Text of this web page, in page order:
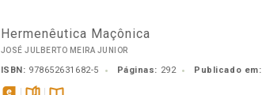
Hermenêutica Maçônica
JOSÉ JULBERTO MEIRA JUNIOR
ISBN: 978652631682-5 Páginas: 292 Publicado em: